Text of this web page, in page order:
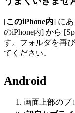
[このiPhone内] にあ
のiPhone内] から
す。フォルダを再
てください。
Android
画面上部のプ